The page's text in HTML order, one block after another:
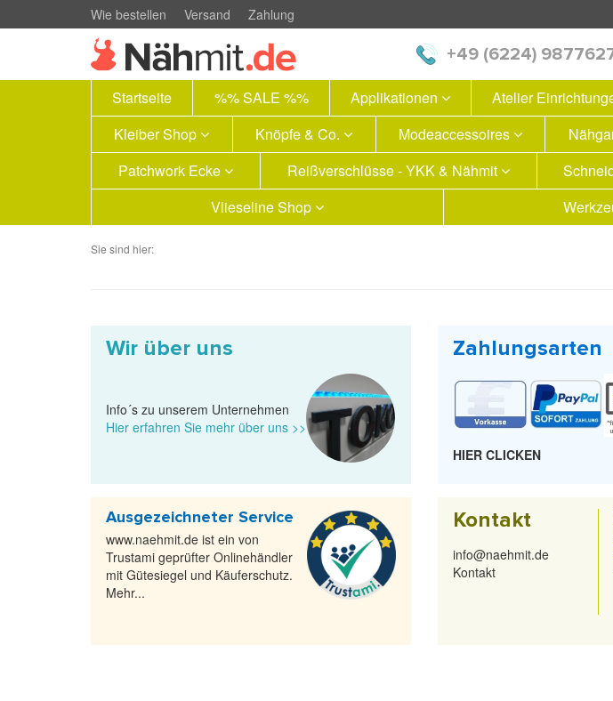
Wie bestellen Versand Zahlung
+49 (6224)
Startseite %% SALE %% Applikationen Atelier
Kleiber Shop
Knöpfe & Co. Modeaccessoires
Patchwork Ecke
Reißverschlüsse - YKK & Nähmit
Vlieseline Shop
Sie sind hier:
Wir über uns
Info´s zu unserem Unternehmen
Hier erfahren Sie mehr über uns >>
Zahlungsarten
HIER CLICKEN
Ausgezeichneter Service
www.naehmit.de ist ein von
Trustami geprüfter Onlinehändler
mit Gütesiegel und Käuferschutz.
Mehr...
Kontakt
info@naehmit.de
Kontakt